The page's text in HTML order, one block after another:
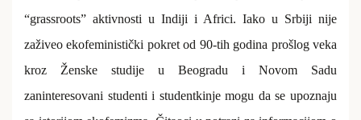
“grassroots” aktivnosti u Indiji i Africi. Iako u Srbiji nije
zaživeo ekofeministički pokret od 90-tih godina prošlog veka
kroz Ženske studije u Beogradu i Novom Sadu
zaninteresovani studenti i studentkinje mogu da se upoznaju